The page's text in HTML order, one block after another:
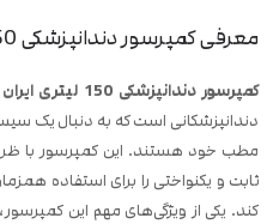
معرفی کمپرسور دندانپزشکی 150 لیتری ایران کمپرسور
کمپرسور دندانپزشکی 150 لیتری ایران کمپرسور
دندانپزشکانی است که به دنبال یک
ثابت و یکنواختی را برای استفاده
کند. یکی از ویژگی‌های مهم این